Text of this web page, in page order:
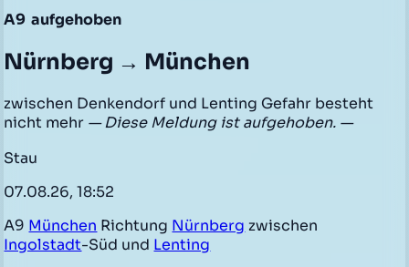
A9 aufgehoben
Nürnberg → München
zwischen Denkendorf und Lenting Gefahr besteht
nicht mehr — Diese Meldung ist aufgehoben. —
Stau
07.08.26, 18:52
A9 München Richtung Nürnberg zwischen
Ingolstadt-Süd und Lenting